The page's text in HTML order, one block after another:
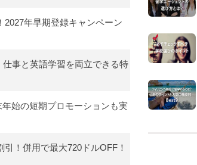
2027年早期登録キャンペーン
仕事と英語学習を両立できる特
始の短期プロモーションも実
！併用で最大720ドルOFF！